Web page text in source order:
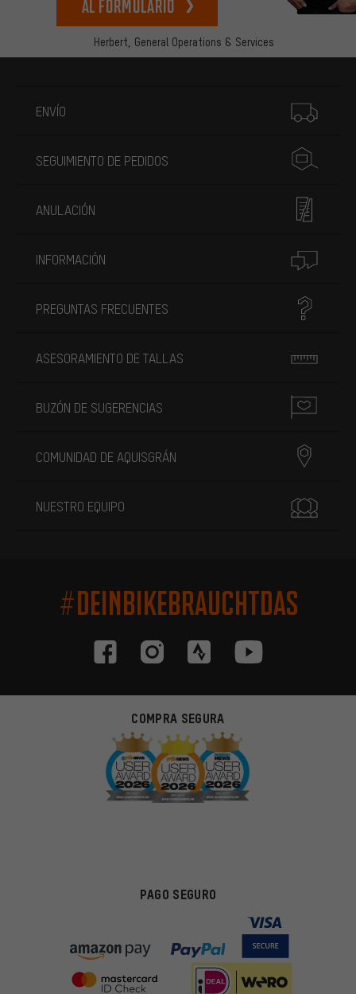
Herbert, General Operations & Services
Al formulario
ENVÍO
SEGUIMIENTO DE PEDIDOS
ANULACIÓN
INFORMACIÓN
PREGUNTAS FRECUENTES
ASESORAMIENTO DE TALLAS
BUZÓN DE SUGERENCIAS
COMUNIDAD DE AQUISGRÁN
NUESTRO EQUIPO
#DEINBIKEBRAUCHTDAS
COMPRA SEGURA
PAGO SEGURO